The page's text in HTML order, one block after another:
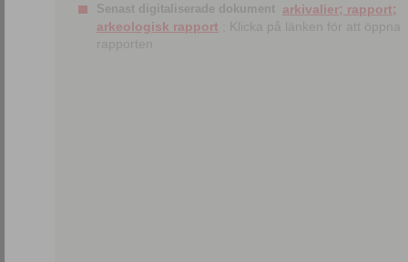
Senast digitaliserade dokument arkivalier; rapport;
arkeologisk rapport ; Klicka på länken för att öppna
rapporten